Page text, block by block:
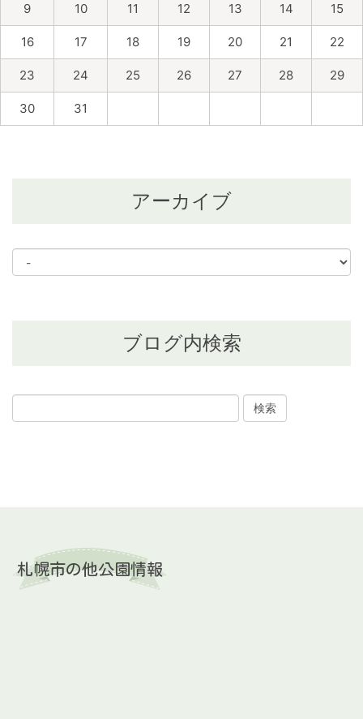
9 10 11 12 13 14 15
16 17 18 19 20 21 22
23 24 25 26 27 28 29
30 31
アーカイブ
ブログ内検索
札幌市の他公園情報